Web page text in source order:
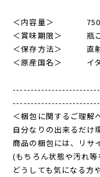
＜内容量＞
＜賞味期限＞ 瓶ご
＜保存方法＞ 直射
＜原産国名＞ イタ
＜梱包に関するご理解
自分なりの出来るだけ
商品の梱包には、リサ
(もちろん状態や汚れ
どうしても気になる方